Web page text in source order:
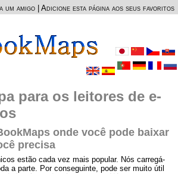
um amigo Adicione esta página aos seus favoritos
para os leitores de e-
onde você pode baixar
precisa
estão cada vez mais popular. Nós carregá-
a parte. Por conseguinte, pode ser muito útil